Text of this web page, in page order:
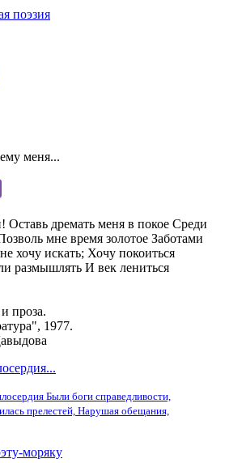
поэзия
меня...
Оставь дремать меня в покое Среди
мне время золотое Заботами
хочу искать; Хочу покоиться
размышлять И век лениться
проза.
1977.
Были боги справедливости,
прелестей, Нарушая обещания,
моряку